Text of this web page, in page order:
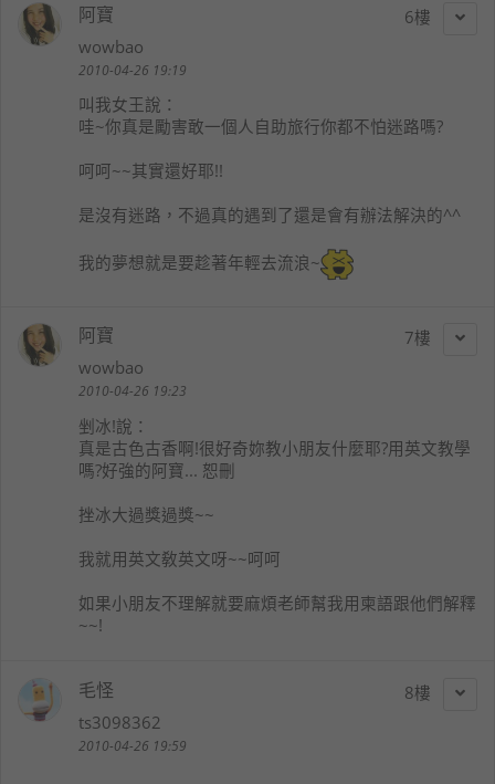
6
阿寶
wowbao
2010-04-26 19:19
叫我女王說：
哇~你真是勵害敢一個人自助旅行你都不怕迷路嗎?
呵呵~~其實還好耶!!
是沒有迷路，不過真的遇到了還是會有辦法解決的^^
我的夢想就是要趁著年輕去流浪~
7
阿寶
wowbao
2010-04-26 19:23
剉冰!說：
真是古色古香啊!很好奇妳教小朋友什麼耶?用英文教學
嗎?好強的阿寶... 恕刪
挫冰大過獎過獎~~
我就用英文敎英文呀~~呵呵
如果小朋友不理解就要麻煩老師幫我用柬語跟他們解釋
~~!
8
毛怪
ts3098362
2010-04-26 19:59